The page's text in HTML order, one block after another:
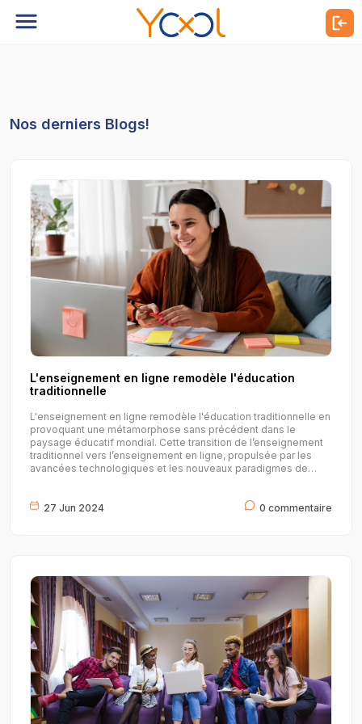
Nos derniers Blogs!
L'enseignement en ligne remodèle l'éducation
traditionnelle
L'enseignement en ligne remodèle l'éducation traditionnelle en
provoquant une métamorphose sans précédent dans le
paysage éducatif mondial. Cette transition de l’enseignement
traditionnel vers l’enseignement en ligne, propulsée par les
avancées technologiques et les nouveaux paradigmes de
également les fondements même de l'éducation. En explorant
classe physiques, des livres imprimés et des interactions
directes entre enseignants et élèves, a longtemps été le pilier
de l'éducation. Cependant, l'émergence de l'internet et des
technologies numériques a ouvert de nouvelles voies pour
l’apprentissage, offrant des possibilités inédites et défiant les
conventions établies.Motivations et AvantagesAccessibilité
Universelle L’une des plus grandes révolutions de
l’enseignement en ligne est son pouvoir de supprimer les
frontières physiques et socio-économiques. Les étudiants,
qu'ils résident en milieu rural ou urbain, ont désormais accès à
des ressources éducatives de qualité, simplement via une
27 Jun 2024 0 commentaire